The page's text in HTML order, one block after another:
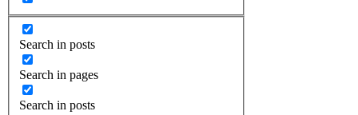
Search in posts
Search in pages
Search in posts